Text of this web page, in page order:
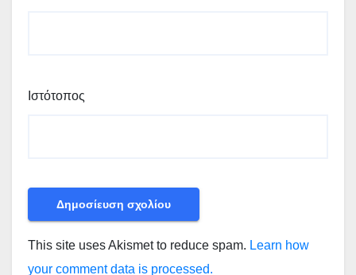
Ιστότοπος
This site uses Akismet to reduce spam. Learn how
your comment data is processed.